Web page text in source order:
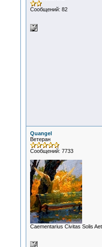
Сообщений: 82
Quangel
Ветеран
Сообщений: 7733
Сaementarius Civitas Solis